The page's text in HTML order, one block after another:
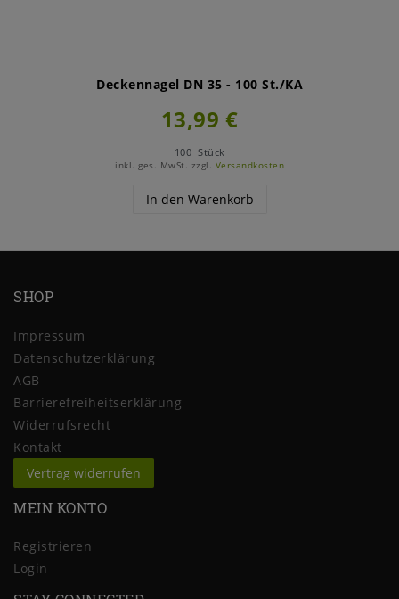
Deckennagel DN 35 - 100 St./KA
13,99 €
100 Stück
inkl. ges. MwSt. zzgl. Versandkosten
In den Warenkorb
SHOP
Impressum
Daten­schutz­erklärung
AGB
Barrierefreiheitserklärung
Widerrufs­recht
Kontakt
Vertrag widerrufen
MEIN KONTO
Registrieren
Login